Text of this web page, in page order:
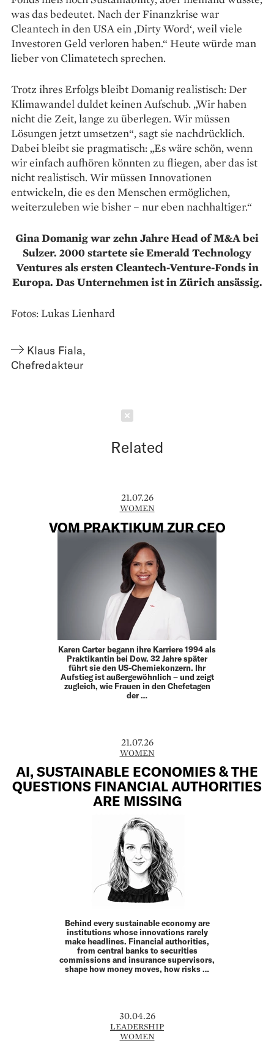
was das ­bedeutet. Nach der Finanzkrise war
Cleantech in den USA ein ‚Dirty Word‘, weil viele
Investoren Geld verloren haben.“ Heute würde man
lieber von Climatetech sprechen.
Trotz ihres Erfolgs bleibt ­Domanig realistisch: Der
Klima­wandel duldet keinen Aufschub. „Wir haben
nicht die Zeit, lange zu über­legen. Wir müssen
Lösungen jetzt umsetzen“, sagt sie nachdrücklich.
Dabei bleibt sie pragmatisch: „Es wäre schön, wenn
wir einfach aufhören könnten zu fliegen, aber das ist
nicht realistisch. Wir müssen Innovationen
entwickeln, die es den Menschen ermöglichen,
weiterzuleben wie bisher – nur eben nachhaltiger.“
Gina Domanig war zehn Jahre Head of M&A bei
Sulzer. 2000 startete sie Emerald Technology
Ventures als ersten Cleantech-Venture-Fonds in
Europa. Das Unternehmen ist in Zürich ansässig.
Fotos: Lukas Lienhard
Klaus Fiala,
Chefredakteur
Related
21.07.26
WOMEN
VOM PRAKTIKUM ZUR CEO
Karen Carter begann ihre Karriere 1994 als
Praktikantin bei Dow. 32 Jahre später
führt sie den US-Chemiekonzern. Ihr
Aufstieg ist außergewöhnlich – und zeigt
zugleich, wie Frauen in den Chefetagen
der …
21.07.26
WOMEN
AI, SUSTAINABLE ECONOMIES & THE
QUESTIONS FINANCIAL AUTHORITIES
ARE MISSING
Behind every sustainable economy are
institutions whose innovations rarely
make headlines. Financial authorities,
from central banks to securities
commissions and insurance supervisors,
shape how money moves, how risks …
30.04.26
LEADERSHIP
WOMEN